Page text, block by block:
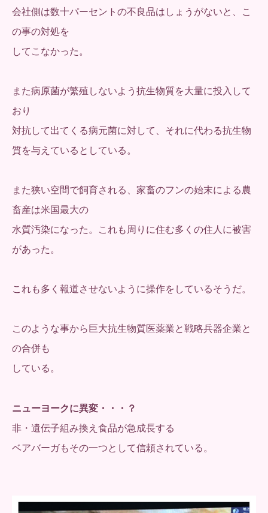
会社側は数十パーセントの不良品はしょうがないと、こ
の事の対処を
してこなかった。
また病原菌が繁殖しないよう抗生物質を大量に投入して
おり
対抗して出てくる病元菌に対して、それに代わる抗生物
質を与えているとしている。
また狭い空間で飼育される、家畜のフンの始末による農
畜産は米国最大の
水質汚染になった。これも周りに住む多くの住人に被害
があった。
これも多く報道させないように操作をしているそうだ。
このような事から巨大抗生物質医薬業と戦略兵器企業と
の合併も
している。
ニューヨークに異変・・・？
非・遺伝子組み換え食品が急成長する
ベアバーガもその一つとして信頼されている。